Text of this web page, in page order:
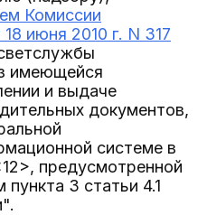
Комиссии
июня 2010 г. N 317
имеющейся
и выдаче
документов,
системе в
предусмотренной
3 статьи 4.1